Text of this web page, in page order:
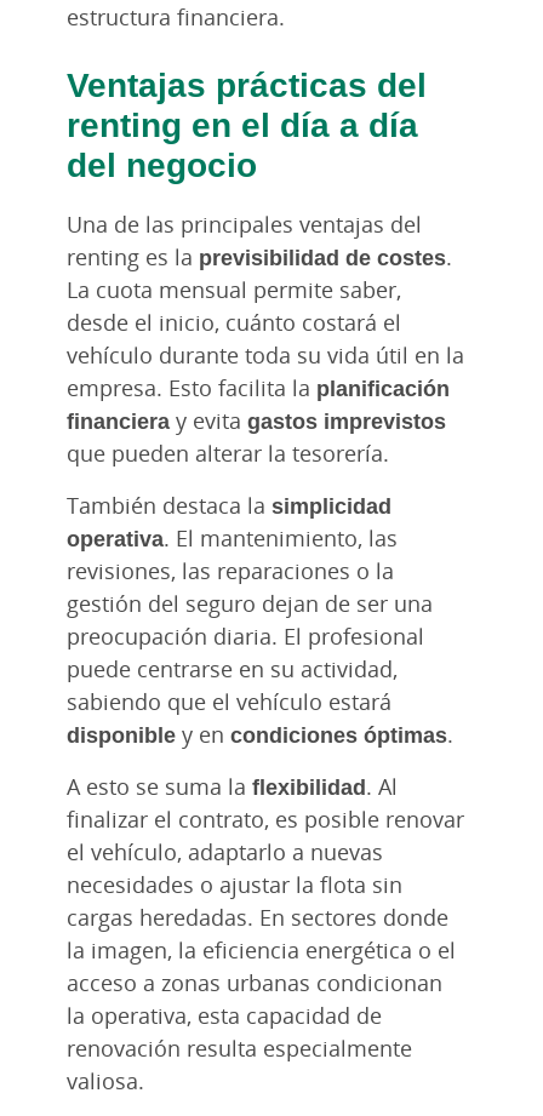
estructura financiera.
Ventajas prácticas del
renting en el día a día
del negocio
Una de las principales ventajas del
renting es la previsibilidad de costes.
La cuota mensual permite saber,
desde el inicio, cuánto costará el
vehículo durante toda su vida útil en la
empresa. Esto facilita la planificación
financiera y evita gastos imprevistos
que pueden alterar la tesorería.
También destaca la simplicidad
operativa. El mantenimiento, las
revisiones, las reparaciones o la
gestión del seguro dejan de ser una
preocupación diaria. El profesional
puede centrarse en su actividad,
sabiendo que el vehículo estará
disponible y en condiciones óptimas.
A esto se suma la flexibilidad. Al
finalizar el contrato, es posible renovar
el vehículo, adaptarlo a nuevas
necesidades o ajustar la flota sin
cargas heredadas. En sectores donde
la imagen, la eficiencia energética o el
acceso a zonas urbanas condicionan
la operativa, esta capacidad de
renovación resulta especialmente
valiosa.